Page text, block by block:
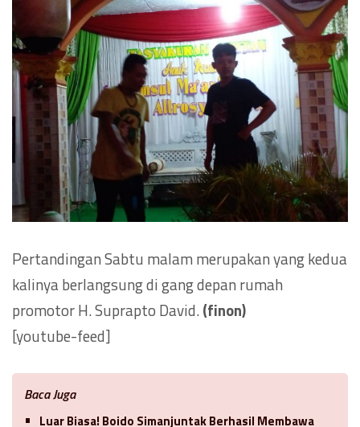
Pertandingan Sabtu malam merupakan yang kedua
kalinya berlangsung di gang depan rumah
promotor H. Suprapto David.(finon)
[youtube-feed]
Baca Juga
Luar Biasa! Boido Simanjuntak Berhasil Membawa